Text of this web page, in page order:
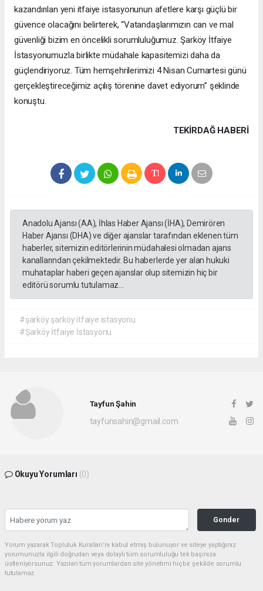
kazandırılan yeni itfaiye istasyonunun afetlere karşı güçlü bir
güvence olacağını belirterek, “Vatandaşlarımızın can ve mal
güvenliği bizim en öncelikli sorumluluğumuz. Şarköy İtfaiye
İstasyonumuzla birlikte müdahale kapasitemizi daha da
güçlendiriyoruz. Tüm hemşehrilerimizi 4 Nisan Cumartesi günü
gerçekleştireceğimiz açılış törenine davet ediyorum” şeklinde
konuştu.
TEKIRDAĞ HABERİ
Anadolu Ajansı (AA), İhlas Haber Ajansı (İHA), Demirören
Haber Ajansı (DHA) ve diğer ajanslar tarafından eklenen tüm
haberler, sitemizin editörlerinin müdahalesi olmadan ajans
kanallarından çekilmektedir. Bu haberlerde yer alan hukuki
muhataplar haberi geçen ajanslar olup sitemizin hiç bir
editörü sorumlu tutulamaz...
#şarköy şarköy itfaiye istasyonu
#Şarköy İtfaiye İstasyonu
Tayfun Şahin
tayfunsahin@gmail.com
Okuyu Yorumları (0)
Gonder
Yorum yazarak Topluluk Kuralları’nı kabul etmiş bulunuyor ve siteye yaptığınız
yorumunuzla ilgili doğrudan veya dolaylı tüm sorumluluğu tek başınıza
üstleniyorsunuz. Yazılan tüm yorumlardan site yönetimi hiçbir şekilde sorumlu
tutulamaz.